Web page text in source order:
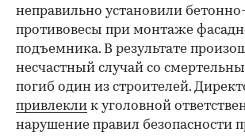
00:00
неправильно установили
противовесы при монтаже
подъемника. В результате
несчастный случай со
погиб один из строителей.
привлекли к уголовной
нарушение правил безопасности